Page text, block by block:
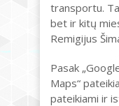
transportu.
bet ir kitų
Remigijus
Pasak
Maps“
pateikiami ir